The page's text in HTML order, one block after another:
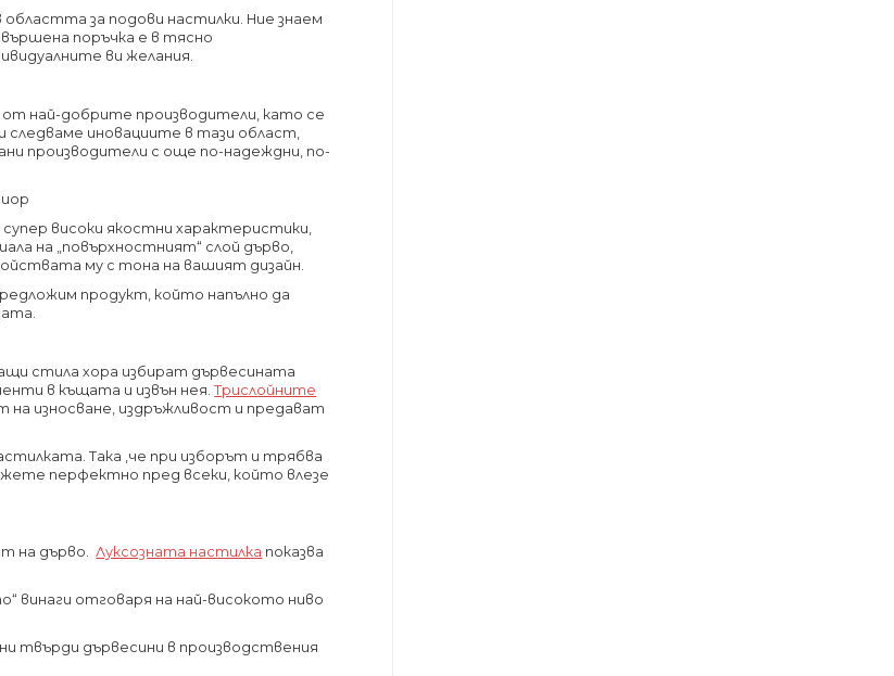
за подови настилки. Ние знаем
поръчка е в тясно
ви желания.
най-добрите производители, като се
следваме иновациите в тази област,
производители с още по-надеждни, по-
високи якостни характеристики,
на „повърхностният“ слой дърво,
му с тона на вашият дизайн.
продукт, който напълно да
стила хора избират дървесината
в къщата и извън нея.Трислойните
износване, издръжливост и предават
Така ,че при изборът и трябва
перфектно пред всеки, който влезе
на дърво.Луксозната настилка показва
винаги отговаря на най-високото ниво
твърди дървесини в производствения